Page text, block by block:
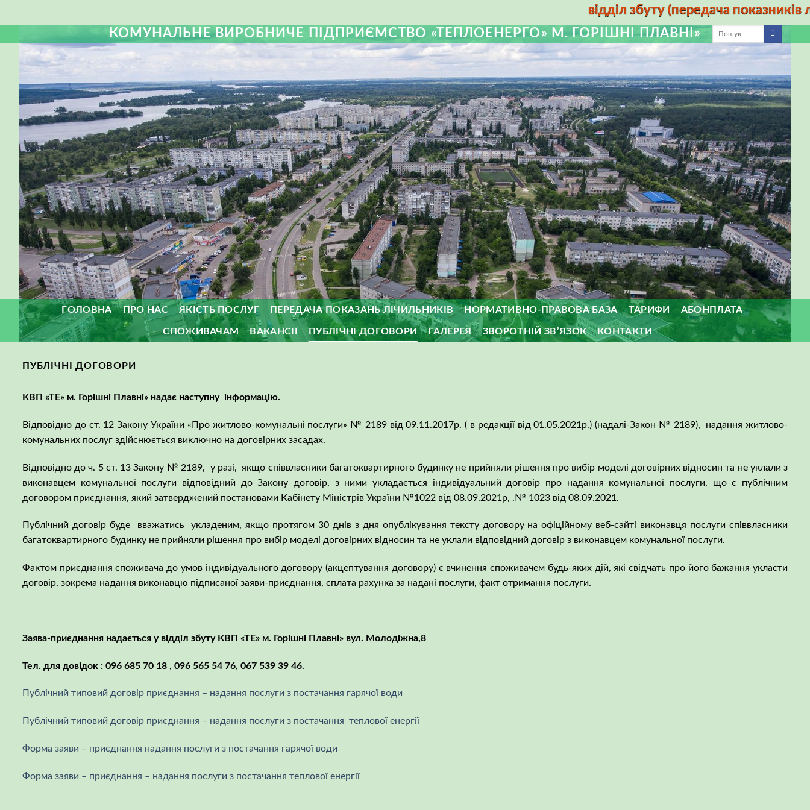
відділ збуту (передача показників
КОМУНАЛЬНЕ ВИРОБНИЧЕ ПІДПРИЄМСТВО «ТЕПЛОЕНЕРГО» М. ГОРІШНІ ПЛАВНІ»
ГОЛОВНА ПРО НАС ЯКІСТЬ ПОСЛУГ ПЕРЕДАЧА ПОКАЗАНЬ ЛІЧИЛЬНИКІВ НОРМАТИВНО-ПРАВОВА БАЗА ТАРИФИ АБОНПЛАТА
СПОЖИВАЧАМ ВАКАНСІЇ ПУБЛІЧНІ ДОГОВОРИ ГАЛЕРЕЯ ЗВОРОТНІЙ ЗВ’ЯЗОК КОНТАКТИ
ПУБЛІЧНІ ДОГОВОРИ
КВП «ТЕ» м. Горішні Плавні» надає наступну інформацію.
Відповідно до ст. 12 Закону України «Про житлово-комунальні послуги» № 2189 від 09.11.2017р. ( в редакції від 01.05.2021р.) (надалі-Закон № 2189), надання житлово-
комунальних послуг здійснюється виключно на договірних засадах.
Відповідно до ч. 5 ст. 13 Закону № 2189, у разі, якщо співвласники багатоквартирного будинку не прийняли рішення про вибір моделі договірних відносин та не уклали з
виконавцем комунальної послуги відповідний до Закону договір, з ними укладається індивідуальний договір про надання комунальної послуги, що є публічним
договором приєднання, який затверджений постановами Кабінету Міністрів України №1022 від 08.09.2021р, .№ 1023 від 08.09.2021.
Публічний договір буде вважатись укладеним, якщо протягом 30 днів з дня опублікування тексту договору на офіційному веб-сайті виконавця послуги співвласники
багатоквартирного будинку не прийняли рішення про вибір моделі договірних відносин та не уклали відповідний договір з виконавцем комунальної послуги.
Фактом приєднання споживача до умов індивідуального договору (акцептування договору) є вчинення споживачем будь-яких дій, які свідчать про його бажання укласти
договір, зокрема надання виконавцю підписаної заяви-приєднання, сплата рахунка за надані послуги, факт отримання послуги.
Заява-приєднання надається у відділ збуту КВП «ТЕ» м. Горішні Плавні» вул. Молодіжна,8
Тел. для довідок : 096 685 70 18 , 096 565 54 76, 067 539 39 46.
Публічний типовий договір приєднання – надання послуги з постачання гарячої води
Публічний типовий договір приєднання – надання послуги з постачання теплової енергії
Форма заяви – приєднання надання послуги з постачання гарячої води
Форма заяви – приєднання – надання послуги з постачання теплової енергії